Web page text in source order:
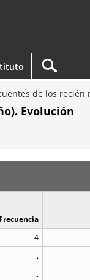
de los recién
Evolución
Frecuencia
4
..
..